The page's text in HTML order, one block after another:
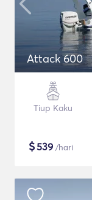
Attack 600
Tiup Kaku
$539 /hari